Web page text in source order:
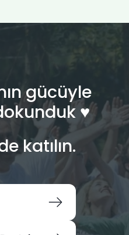
gücüyle
♥︎
katılın.